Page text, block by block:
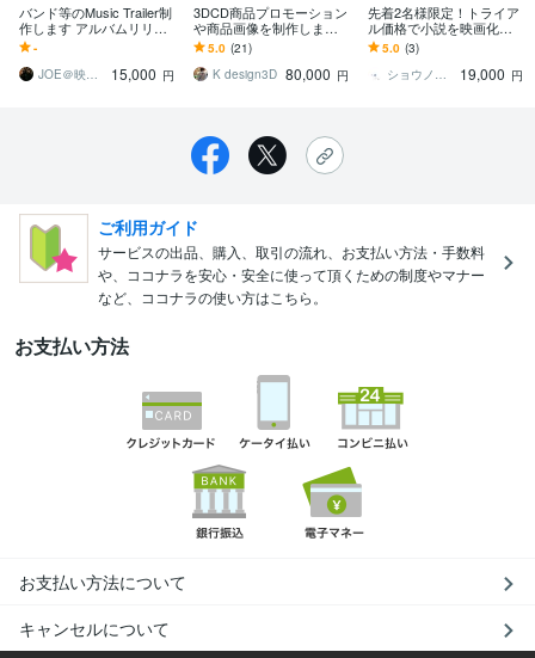
バンド等のMusic Trailer制
作します アルバムリリー
ス宣伝等にお使い頂けま
す
-
JOE＠映像クリエイター
15,000 円
3DCD商品プロモーション
や商品画像を制作します
ニーズに応じた多彩なCG
制作サービスをご提供致
します
5.0 (21)
K design3D 80,000 円
先着2名様限定！トライア
ル価格で小説を映画化し
ます 必要なのはあなたの
小説だけ！現役プロが低
予算で夢を叶えます。
5.0 (3)
ショウノ（shono）
19,000 円
ご利用ガイド
サービスの出品、購入、取引の流れ、お支払い方法・手数料
や、ココナラを安心・安全に使って頂くための制度やマナー
など、ココナラの使い方はこちら。
お支払い方法
お支払い方法について
キャンセルについて